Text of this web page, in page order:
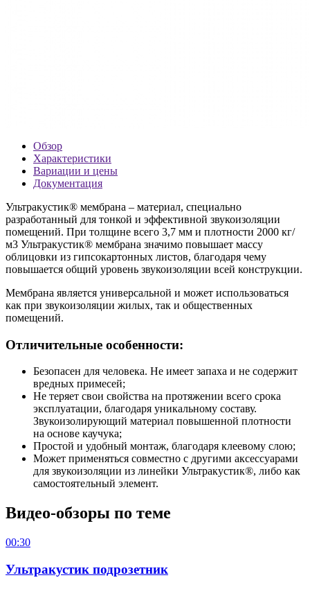
Обзор
Характеристики
Вариации и цены
Документация
Ультракустик® мембрана – материал, специально
разработанный для тонкой и эффективной звукоизоляции
помещений. При толщине всего 3,7 мм и плотности 2000 кг/
м3 Ультракустик® мембрана значимо повышает массу
облицовки из гипсокартонных листов, благодаря чему
повышается общий уровень звукоизоляции всей конструкции.
Мембрана является универсальной и может использоваться
как при звукоизоляции жилых, так и общественных
помещений.
Отличительные особенности:
Безопасен для человека. Не имеет запаха и не содержит
вредных примесей;
Не теряет свои свойства на протяжении всего срока
эксплуатации, благодаря уникальному составу.
Звукоизолирующий материал повышенной плотности
на основе каучука;
Простой и удобный монтаж, благодаря клеевому слою;
Может применяться совместно с другими аксессуарами
для звукоизоляции из линейки Ультракустик®, либо как
самостоятельный элемент.
Видео-обзоры по теме
00:30
Ультракустик подрозетник